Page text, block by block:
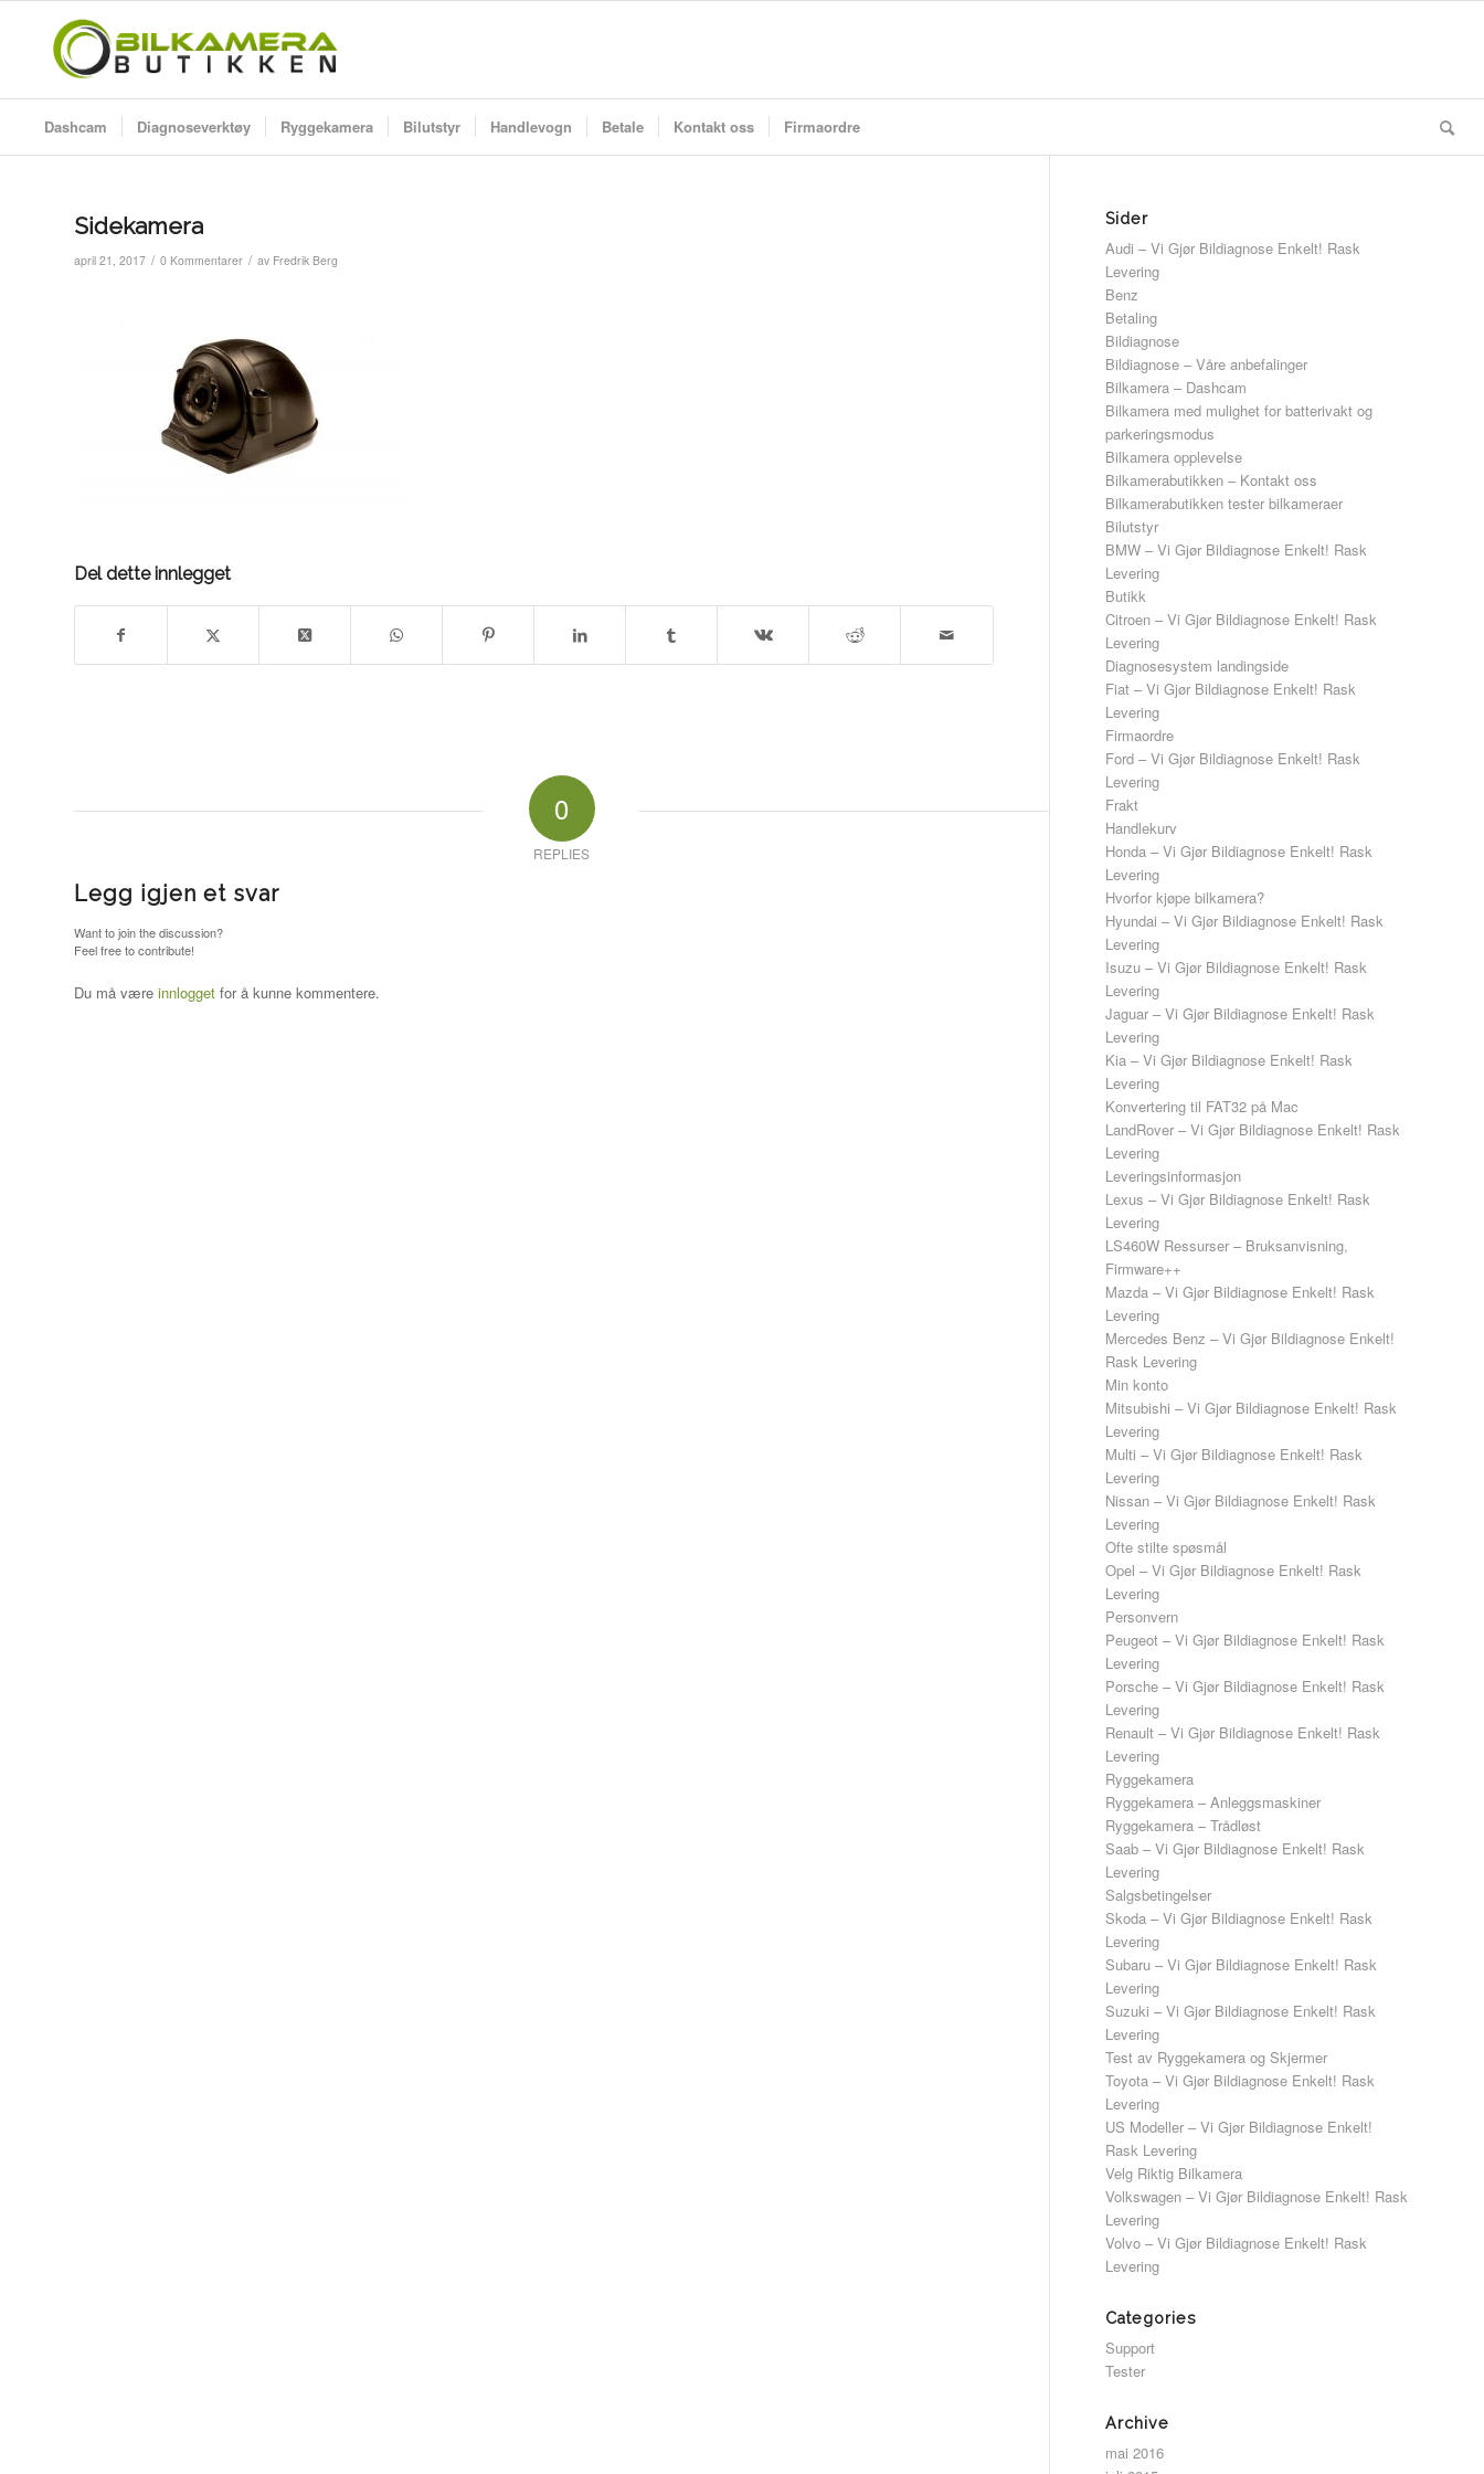
Dashcam Diagnoseverktøy Ryggekamera Bilutstyr Handlevogn Betale Kontakt oss Firmaordre
Sidekamera
april 21, 2017 / 0 Kommentarer / av Fredrik Berg
Del dette innlegget
0
REPLIES
Legg igjen et svar
Want to join the discussion?
Feel free to contribute!
Du må være innlogget for å kunne kommentere.
Sider
Audi – Vi Gjør Bildiagnose Enkelt! Rask
Levering
Benz
Betaling
Bildiagnose
Bildiagnose – Våre anbefalinger
Bilkamera – Dashcam
Bilkamera med mulighet for batterivakt og
parkeringsmodus
Bilkamera opplevelse
Bilkamerabutikken – Kontakt oss
Bilkamerabutikken tester bilkameraer
Bilutstyr
BMW – Vi Gjør Bildiagnose Enkelt! Rask
Levering
Butikk
Citroen – Vi Gjør Bildiagnose Enkelt! Rask
Levering
Diagnosesystem landingside
Fiat – Vi Gjør Bildiagnose Enkelt! Rask
Levering
Firmaordre
Ford – Vi Gjør Bildiagnose Enkelt! Rask
Levering
Frakt
Handlekurv
Honda – Vi Gjør Bildiagnose Enkelt! Rask
Levering
Hvorfor kjøpe bilkamera?
Hyundai – Vi Gjør Bildiagnose Enkelt! Rask
Levering
Isuzu – Vi Gjør Bildiagnose Enkelt! Rask
Levering
Jaguar – Vi Gjør Bildiagnose Enkelt! Rask
Levering
Kia – Vi Gjør Bildiagnose Enkelt! Rask
Levering
Konvertering til FAT32 på Mac
LandRover – Vi Gjør Bildiagnose Enkelt! Rask
Levering
Leveringsinformasjon
Lexus – Vi Gjør Bildiagnose Enkelt! Rask
Levering
LS460W Ressurser – Bruksanvisning,
Firmware++
Mazda – Vi Gjør Bildiagnose Enkelt! Rask
Levering
Mercedes Benz – Vi Gjør Bildiagnose Enkelt!
Rask Levering
Min konto
Mitsubishi – Vi Gjør Bildiagnose Enkelt! Rask
Levering
Multi – Vi Gjør Bildiagnose Enkelt! Rask
Levering
Nissan – Vi Gjør Bildiagnose Enkelt! Rask
Levering
Ofte stilte spøsmål
Opel – Vi Gjør Bildiagnose Enkelt! Rask
Levering
Personvern
Peugeot – Vi Gjør Bildiagnose Enkelt! Rask
Levering
Porsche – Vi Gjør Bildiagnose Enkelt! Rask
Levering
Renault – Vi Gjør Bildiagnose Enkelt! Rask
Levering
Ryggekamera
Ryggekamera – Anleggsmaskiner
Ryggekamera – Trådløst
Saab – Vi Gjør Bildiagnose Enkelt! Rask
Levering
Salgsbetingelser
Skoda – Vi Gjør Bildiagnose Enkelt! Rask
Levering
Subaru – Vi Gjør Bildiagnose Enkelt! Rask
Levering
Suzuki – Vi Gjør Bildiagnose Enkelt! Rask
Levering
Test av Ryggekamera og Skjermer
Toyota – Vi Gjør Bildiagnose Enkelt! Rask
Levering
US Modeller – Vi Gjør Bildiagnose Enkelt!
Rask Levering
Velg Riktig Bilkamera
Volkswagen – Vi Gjør Bildiagnose Enkelt! Rask
Levering
Volvo – Vi Gjør Bildiagnose Enkelt! Rask
Levering
Categories
Support
Tester
Archive
mai 2016